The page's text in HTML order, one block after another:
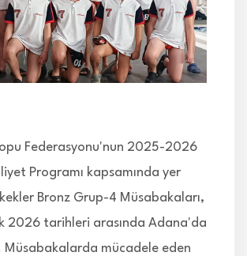
Federasyonu'nun 2025-2026
Programı kapsamında yer
Bronz Grup-4 Müsabakaları,
2026 tarihleri arasında Adana'da
Müsabakalarda mücadele eden